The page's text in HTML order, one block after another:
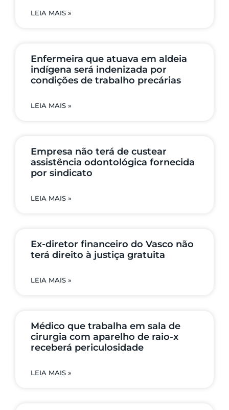
LEIA MAIS »
Enfermeira que atuava em aldeia
indígena será indenizada por
condições de trabalho precárias
LEIA MAIS »
Empresa não terá de custear
assistência odontológica fornecida
por sindicato
LEIA MAIS »
Ex-diretor financeiro do Vasco não
terá direito à justiça gratuita
LEIA MAIS »
Médico que trabalha em sala de
cirurgia com aparelho de raio-x
receberá periculosidade
LEIA MAIS »